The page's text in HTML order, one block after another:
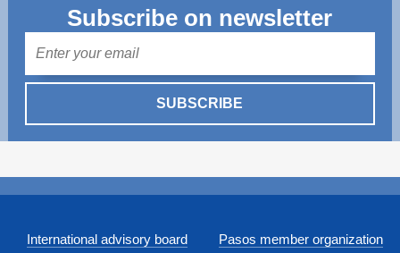
Subscribe on newsletter
SUBSCRIBE
International advisory board Pasos member organization